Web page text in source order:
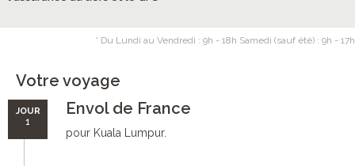
* Du Lundi au Vendredi : 9h - 18h Samedi (sauf été) : 9h - 17h
Votre voyage
JOUR
1
Envol de France
pour Kuala Lumpur.